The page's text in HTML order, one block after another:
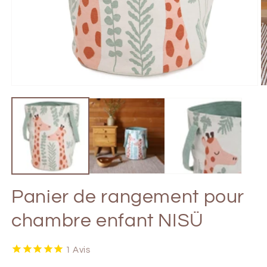
le
média
dans
une
fenêtre
modale
Panier de rangement pour
chambre enfant NISÜ
1 Avis